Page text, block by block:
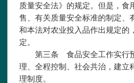
质量安全法》的规定。但是，食
售、有关质量安全标准的制定、
和本法对农业投入品作出规定的
定。
第三条 食品安全工作实行
理、全程控制、社会共治，建立
理制度。